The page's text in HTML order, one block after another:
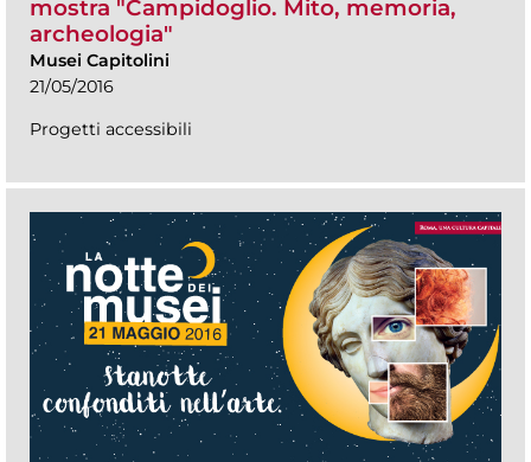
mostra "Campidoglio. Mito, memoria,
archeologia"
Musei Capitolini
21/05/2016
Progetti accessibili